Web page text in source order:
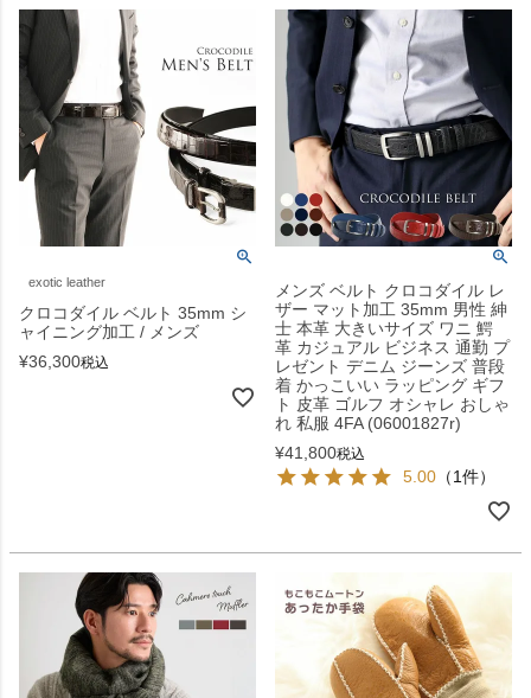
exotic leather
クロコダイル ベルト 35mm シ
ャイニング加工 / メンズ
¥36,300税込
メンズ ベルト クロコダイル レ
ザー マット加工 35mm 男性 紳
士 本革 大きいサイズ ワニ 鰐
革 カジュアル ビジネス 通勤 プ
レゼント デニム ジーンズ 普段
着 かっこいい ラッピング ギフ
ト 皮革 ゴルフ オシャレ おしゃ
れ 私服 4FA (06001827r)
¥41,800税込
5.00 （1件）